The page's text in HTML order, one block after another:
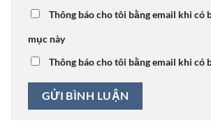
Thông báo cho tôi bằng email khi có
mục này
Thông báo cho tôi bằng email khi có